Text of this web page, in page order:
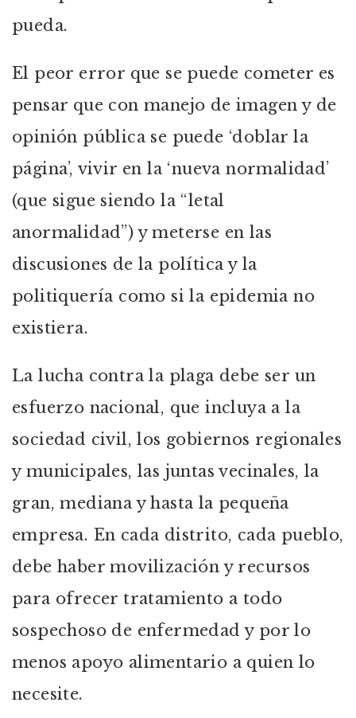
pueda.
El peor error que se puede cometer es
pensar que con manejo de imagen y de
opinión pública se puede ‘doblar la
página’, vivir en la ‘nueva normalidad’
(que sigue siendo la “letal
anormalidad”) y meterse en las
discusiones de la política y la
politiquería como si la epidemia no
existiera.
La lucha contra la plaga debe ser un
esfuerzo nacional, que incluya a la
sociedad civil, los gobiernos regionales
y municipales, las juntas vecinales, la
gran, mediana y hasta la pequeña
empresa. En cada distrito, cada pueblo,
debe haber movilización y recursos
para ofrecer tratamiento a todo
sospechoso de enfermedad y por lo
menos apoyo alimentario a quien lo
necesite.